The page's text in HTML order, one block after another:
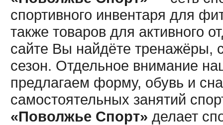
спортивного инвентаря для
также товаров для активного
сайте Вы найдёте тренажёры,
сезон. Отдельное внимание
предлагаем форму, обувь и
самостоятельных занятий
«Поволжье Спорт» делает